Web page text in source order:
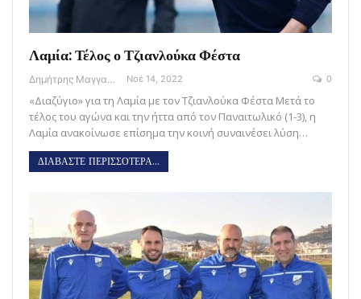
Λαμία: Τέλος ο Τζιανλούκα Φέστα
Δημήτρης Μαγγανάρης Νοέ 14, 2022 0
«Διαζύγιο» για τη Λαμία με τον Τζιανλούκα Φέστα Μετά το
τέλος του αγώνα και την ήττα από τον Παναιτωλικό (1-3), η
Λαμία ανακοίνωσε επίσημα την κοινή συναινέσει λύση…
ΔΙΑΒΑΣΤΕ ΠΕΡΙΣΣΟΤΕΡΑ...